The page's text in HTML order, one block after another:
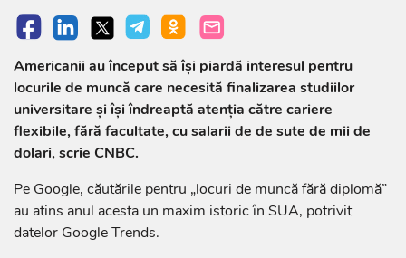
Americanii au început să îşi piardă interesul pentru
locurile de muncă care necesită finalizarea studiilor
universitare şi îşi îndreaptă atenţia către cariere
flexibile, fără facultate, cu salarii de de sute de mii de
dolari, scrie CNBC.
Pe Google, căutările pentru „locuri de muncă fără diplomă”
au atins anul acesta un maxim istoric în SUA, potrivit
datelor Google Trends.